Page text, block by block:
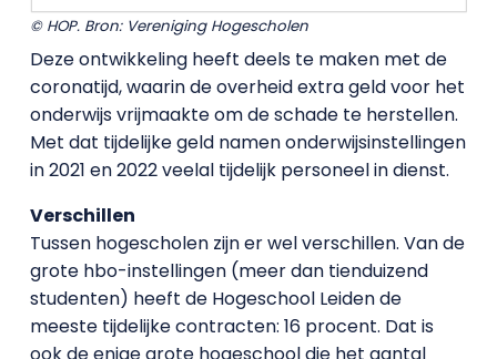
© HOP. Bron: Vereniging Hogescholen
Deze ontwikkeling heeft deels te maken met de
coronatijd, waarin de overheid extra geld voor het
onderwijs vrijmaakte om de schade te herstellen.
Met dat tijdelijke geld namen onderwijsinstellingen
in 2021 en 2022 veelal tijdelijk personeel in dienst.
Verschillen
Tussen hogescholen zijn er wel verschillen. Van de
grote hbo-instellingen (meer dan tienduizend
studenten) heeft de Hogeschool Leiden de
meeste tijdelijke contracten: 16 procent. Dat is
ook de enige grote hogeschool die het aantal